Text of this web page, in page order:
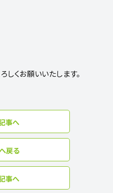
くお願いいたします。
事へ
戻る
事へ